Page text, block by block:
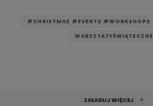
#CHRISTMAS #EVENTS #WORKSHOPS
WARSZTATYŚWIĄTECZNE
ZAŁADUJ WIĘCEJ